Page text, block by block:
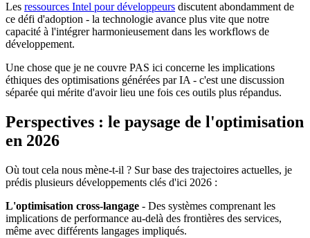
Les ressources Intel pour développeurs discutent abondamment de
ce défi d'adoption - la technologie avance plus vite que notre
capacité à l'intégrer harmonieusement dans les workflows de
développement.
Une chose que je ne couvre PAS ici concerne les implications
éthiques des optimisations générées par IA - c'est une discussion
séparée qui mérite d'avoir lieu une fois ces outils plus répandus.
Perspectives : le paysage de l'optimisation
en 2026
Où tout cela nous mène-t-il ? Sur base des trajectoires actuelles, je
prédis plusieurs développements clés d'ici 2026 :
L'optimisation cross-langage - Des systèmes comprenant les
implications de performance au-delà des frontières des services,
même avec différents langages impliqués.